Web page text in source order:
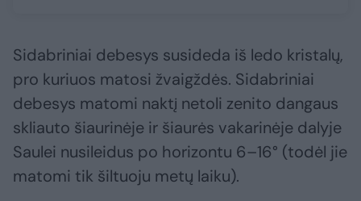
Sidabriniai debesys susideda iš ledo kristalų,
pro kuriuos matosi žvaigždės. Sidabriniai
debesys matomi naktį netoli zenito dangaus
skliauto šiaurinėje ir šiaurės vakarinėje dalyje
Saulei nusileidus po horizontu 6–16° (todėl jie
matomi tik šiltuoju metų laiku).